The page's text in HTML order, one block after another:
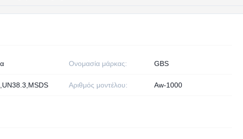
Ονομασία μάρκας: GBS
Αριθμός μοντέλου: Aw-1000